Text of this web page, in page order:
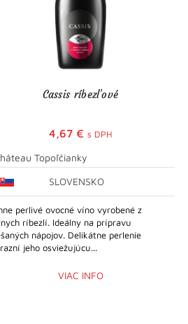
Cassis ríbezľové
4,67 € s DPH
Topoľčianky
SLOVENSKO
perlivé ovocné víno vyrobené z
ríbezlí. Ideálny na prípravu
nápojov. Delikátne perlenie
jeho osviežujúcu...
VIAC INFO